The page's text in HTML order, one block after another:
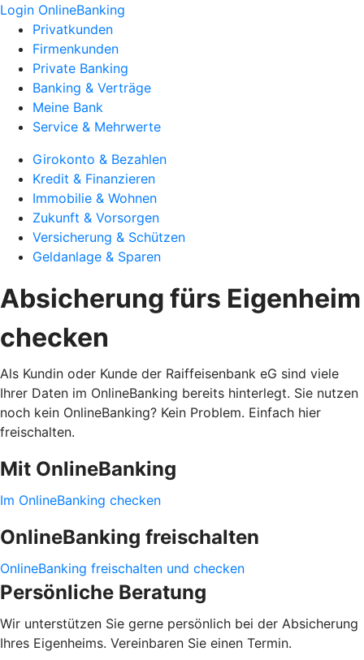
Login OnlineBanking
Privatkunden
Firmenkunden
Private Banking
Banking & Verträge
Meine Bank
Service & Mehrwerte
Girokonto & Bezahlen
Kredit & Finanzieren
Immobilie & Wohnen
Zukunft & Vorsorgen
Versicherung & Schützen
Geldanlage & Sparen
Absicherung fürs Eigenheim
checken
Als Kundin oder Kunde der Raiffeisenbank eG sind viele
Ihrer Daten im OnlineBanking bereits hinterlegt. Sie nutzen
noch kein OnlineBanking? Kein Problem. Einfach hier
freischalten.
Mit OnlineBanking
Im OnlineBanking checken
OnlineBanking freischalten
OnlineBanking freischalten und checken
Persönliche Beratung
Wir unterstützen Sie gerne persönlich bei der Absicherung
Ihres Eigenheims. Vereinbaren Sie einen Termin.